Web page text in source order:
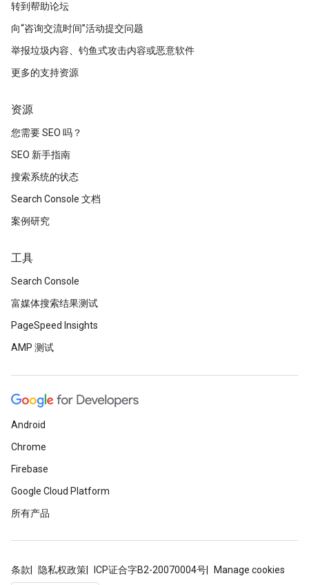
转到帮助论坛
向“咨询交流时间”活动提交问题
举报垃圾内容、钓鱼式攻击内容或恶意软件
更多的支持资源
资源
您需要 SEO 吗？
SEO 新手指南
搜索系统的状态
Search Console 文档
案例研究
工具
Search Console
富媒体搜索结果测试
PageSpeed Insights
AMP 测试
Android
Chrome
Firebase
Google Cloud Platform
所有产品
条款 隐私权政策 ICP证合字B2-20070004号 Manage cookies